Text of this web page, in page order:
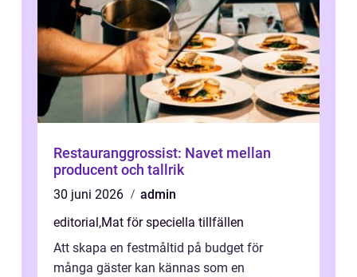
Restauranggrossist: Navet mellan
producent och tallrik
30 juni 2026
admin
editorial,Mat för speciella tillfällen
Att skapa en festmåltid på budget för
många gäster kan kännas som en